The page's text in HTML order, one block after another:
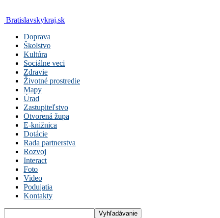
Bratislavskykraj.sk
Doprava
Školstvo
Kultúra
Sociálne veci
Zdravie
Životné prostredie
Mapy
Úrad
Zastupiteľstvo
Otvorená župa
E-knižnica
Dotácie
Rada partnerstva
Rozvoj
Interact
Foto
Video
Podujatia
Kontakty